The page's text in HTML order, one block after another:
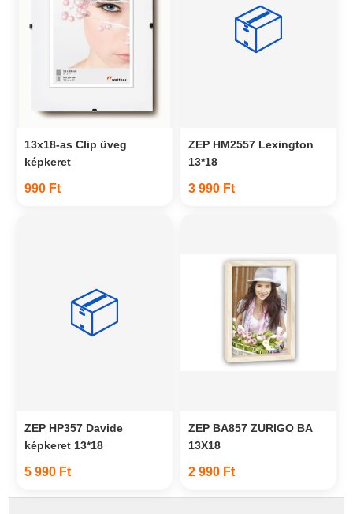
13x18-as Clip üveg
képkeret
990 Ft
📦
ZEP HM2557 Lexington
13*18
3 990 Ft
📦
ZEP HP357 Davide
képkeret 13*18
5 990 Ft
ZEP BA857 ZURIGO BA
13X18
2 990 Ft